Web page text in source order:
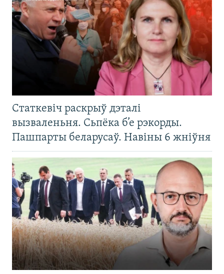
Статкевіч раскрыў дэталі
вызваленьня. Сьпёка б’е рэкорды.
Пашпарты беларусаў. Навіны 6 жніўня